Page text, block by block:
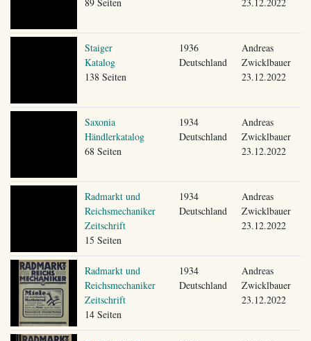
Staiger
Katalog
138 Seiten
1936
Deutschland
Andreas
Zwicklbauer
23.12.2022
Saxonia
Händlerkatalog
68 Seiten
1934
Deutschland
Andreas
Zwicklbauer
23.12.2022
Radmarkt und
Reichsmechaniker
Zeitschrift
15 Seiten
1934
Deutschland
Andreas
Zwicklbauer
23.12.2022
Radmarkt und
Reichsmechaniker
Zeitschrift
14 Seiten
1934
Deutschland
Andreas
Zwicklbauer
23.12.2022